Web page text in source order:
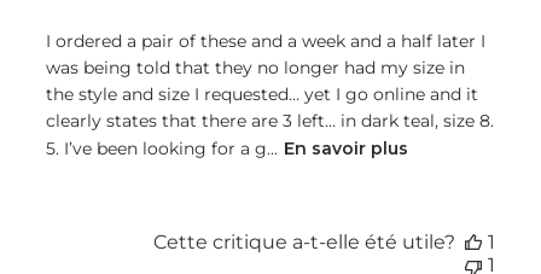
I ordered a pair of these and a week and a half later I
was being told that they no longer had my size in
the style and size I requested… yet I go online and it
clearly states that there are 3 left… in dark teal, size 8.
5. I’ve been looking for a g... En savoir plus
Cette critique a-t-elle été utile?
1
1